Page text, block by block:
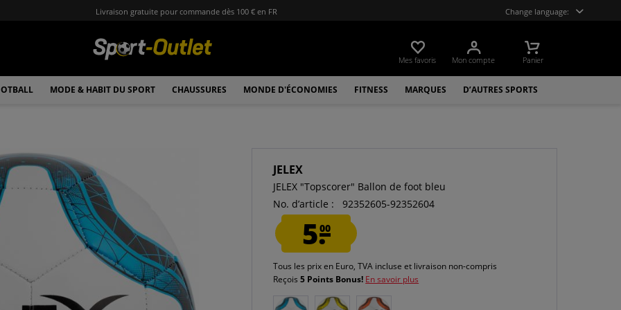
Livraison gratuite pour commande dès 100 € en FR Change language:
Mes favoris Mon compte Panier
MODE & HABIT DU SPORT CHAUSSURES MONDE D'ÉCONOMIES FITNESS MARQUES D’AUTRES SPORTS
JELEX
JELEX "Topscorer" Ballon de foot bleu
No. d’article :
92352605-92352604
5.00
Tous les prix en Euro, TVA incluse et livraison non-compris
Reçois5 Points Bonus! En savoir plus